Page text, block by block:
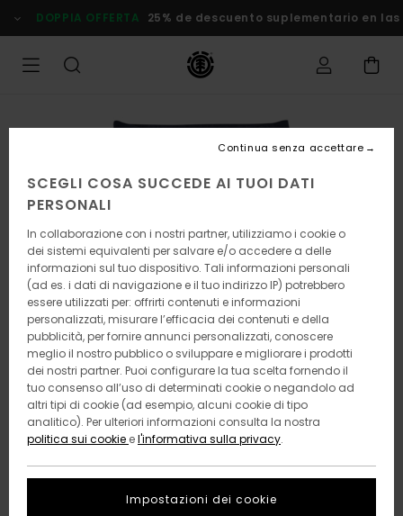
alle
informazioni
prodotto
DOPPIA OFFERTA 25% de descuento suplementario en
SCEGLI COSA SUCCEDE AI TUOI DATI
PERSONALI
In collaborazione con i nostri partner, utilizziamo i cookie o
dei sistemi equivalenti per salvare e/o accedere a delle
informazioni sul tuo dispositivo. Tali informazioni personali
(ad es. i dati di navigazione e il tuo indirizzo IP) potrebbero
essere utilizzati per: offrirti contenuti e informazioni
personalizzati, misurare l’efficacia dei contenuti e della
pubblicità, per fornire annunci personalizzati, conoscere
meglio il nostro pubblico o sviluppare e migliorare i prodotti
dei nostri partner. Puoi configurare la tua scelta fornendo il
tuo consenso all’uso di determinati cookie o negandolo ad
altri tipi di cookie (ad esempio, alcuni cookie di tipo
analitico). Per ulteriori informazioni consulta la nostra
politica sui cookie el'informativa sulla privacy.
Impostazioni dei cookie
Continua senza accettare